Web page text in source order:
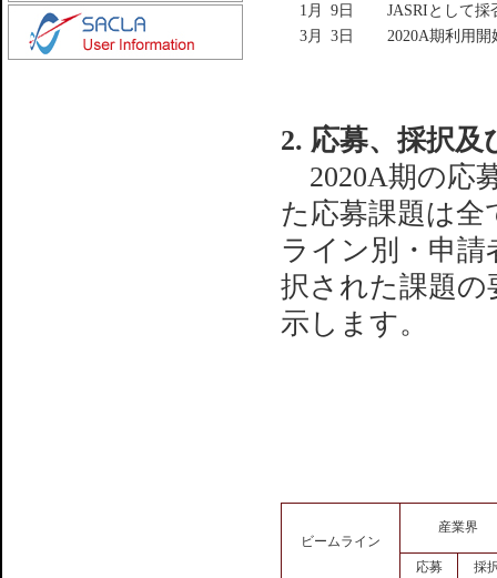
1月
9日
JASRIとして
3月
3日 2020A期利用開
2. 応募、採択
2020A期の応
た応募課題は全
ライン別・申請
択された課題
示します。
ビームライン
産業界
応募
採